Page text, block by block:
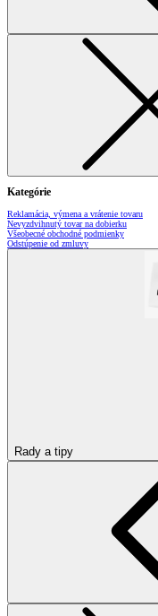
Kategórie
Reklamácia, výmena a vrátenie tovaru
Nevyzdvihnutý tovar na dobierku
Všeobecné obchodné podmienky
Odstúpenie od zmluvy
Rady a tipy